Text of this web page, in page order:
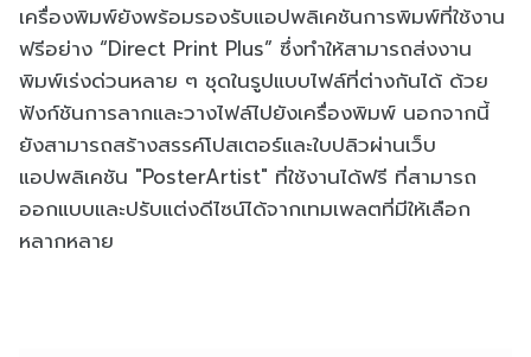
เครื่องพิมพ์ยังพร้อมรองรับแอปพลิเคชันการพิมพ์ที่ใช้งาน
ฟรีอย่าง “Direct Print Plus” ซึ่งทำให้สามารถส่งงาน
พิมพ์เร่งด่วนหลาย ๆ ชุดในรูปแบบไฟล์ที่ต่างกันได้ ด้วย
ฟังก์ชันการลากและวางไฟล์ไปยังเครื่องพิมพ์ นอกจากนี้
ยังสามารถสร้างสรรค์โปสเตอร์และใบปลิวผ่านเว็บ
แอปพลิเคชัน "PosterArtist" ที่ใช้งานได้ฟรี ที่สามารถ
ออกแบบและปรับแต่งดีไซน์ได้จากเทมเพลตที่มีให้เลือก
หลากหลาย